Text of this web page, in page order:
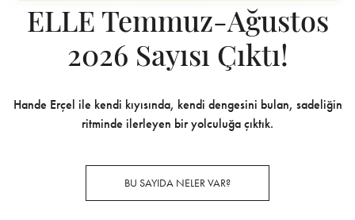
ELLE Temmuz-Ağustos
2026 Sayısı Çıktı!
Hande Erçel ile kendi kıyısında, kendi dengesini bulan, sadeliğin
ritminde ilerleyen bir yolculuğa çıktık.
BU SAYIDA NELER VAR?